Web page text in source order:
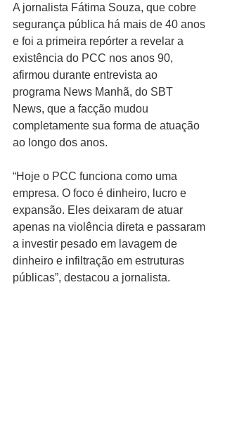
A jornalista Fátima Souza, que cobre
segurança pública há mais de 40 anos
e foi a primeira repórter a revelar a
existência do PCC nos anos 90,
afirmou durante entrevista ao
programa News Manhã, do SBT
News, que a facção mudou
completamente sua forma de atuação
ao longo dos anos.
“Hoje o PCC funciona como uma
empresa. O foco é dinheiro, lucro e
expansão. Eles deixaram de atuar
apenas na violência direta e passaram
a investir pesado em lavagem de
dinheiro e infiltração em estruturas
públicas”, destacou a jornalista.